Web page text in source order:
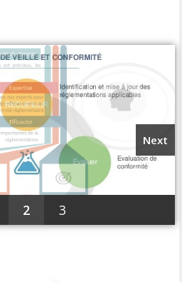
Next
2 3